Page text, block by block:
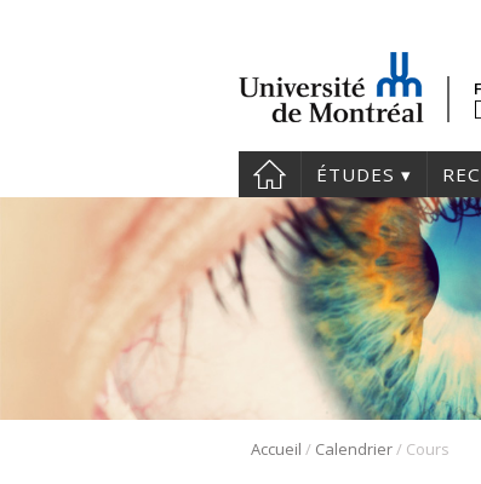
ÉTUDES
Accueil / Calendrier/ Cours